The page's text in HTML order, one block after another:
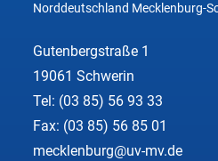
Norddeutschland Mecklenburg-
Gutenbergstraße 1
19061 Schwerin
Tel: (03 85) 56 93 33
Fax: (03 85) 56 85 01
mecklenburg@uv-mv.de